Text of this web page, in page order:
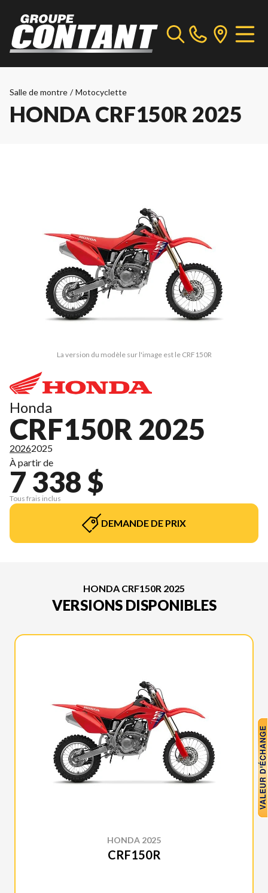
Salle de montre / Motocyclette
HONDA CRF150R 2025
La version du modèle sur l'image est le CRF150R
Honda
CRF150R 2025
20262025
À partir de
7 338 $
Tous frais inclus
DEMANDE DE PRIX
HONDA CRF150R 2025
VERSIONS DISPONIBLES
HONDA 2025
CRF150R